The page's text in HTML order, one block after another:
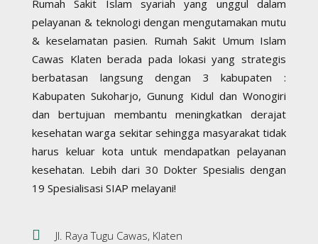
Rumah Sakit Islam syariah yang unggul dalam
pelayanan & teknologi dengan mengutamakan mutu
& keselamatan pasien. Rumah Sakit Umum Islam
Cawas Klaten berada pada lokasi yang strategis
berbatasan langsung dengan 3 kabupaten :
Kabupaten Sukoharjo, Gunung Kidul dan Wonogiri
dan bertujuan membantu meningkatkan derajat
kesehatan warga sekitar sehingga masyarakat tidak
harus keluar kota untuk mendapatkan pelayanan
kesehatan. Lebih dari 30 Dokter Spesialis dengan
19 Spesialisasi SIAP melayani!
Jl. Raya Tugu Cawas, Klaten